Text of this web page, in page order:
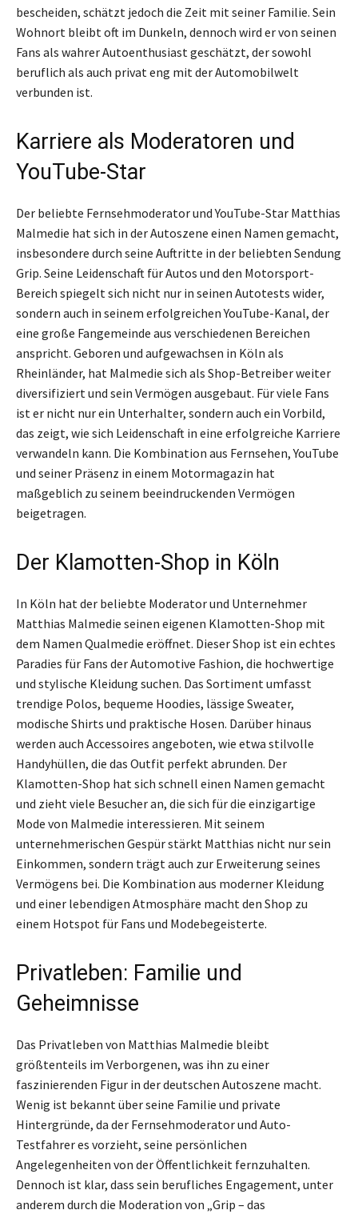
bescheiden, schätzt jedoch die Zeit mit seiner Familie. Sein
Wohnort bleibt oft im Dunkeln, dennoch wird er von seinen
Fans als wahrer Autoenthusiast geschätzt, der sowohl
beruflich als auch privat eng mit der Automobilwelt
verbunden ist.
Karriere als Moderatoren und
YouTube-Star
Der beliebte Fernsehmoderator und YouTube-Star Matthias
Malmedie hat sich in der Autoszene einen Namen gemacht,
insbesondere durch seine Auftritte in der beliebten Sendung
Grip. Seine Leidenschaft für Autos und den Motorsport-
Bereich spiegelt sich nicht nur in seinen Autotests wider,
sondern auch in seinem erfolgreichen YouTube-Kanal, der
eine große Fangemeinde aus verschiedenen Bereichen
anspricht. Geboren und aufgewachsen in Köln als
Rheinländer, hat Malmedie sich als Shop-Betreiber weiter
diversifiziert und sein Vermögen ausgebaut. Für viele Fans
ist er nicht nur ein Unterhalter, sondern auch ein Vorbild,
das zeigt, wie sich Leidenschaft in eine erfolgreiche Karriere
verwandeln kann. Die Kombination aus Fernsehen, YouTube
und seiner Präsenz in einem Motormagazin hat
maßgeblich zu seinem beeindruckenden Vermögen
beigetragen.
Der Klamotten-Shop in Köln
In Köln hat der beliebte Moderator und Unternehmer
Matthias Malmedie seinen eigenen Klamotten-Shop mit
dem Namen Qualmedie eröffnet. Dieser Shop ist ein echtes
Paradies für Fans der Automotive Fashion, die hochwertige
und stylische Kleidung suchen. Das Sortiment umfasst
trendige Polos, bequeme Hoodies, lässige Sweater,
modische Shirts und praktische Hosen. Darüber hinaus
werden auch Accessoires angeboten, wie etwa stilvolle
Handyhüllen, die das Outfit perfekt abrunden. Der
Klamotten-Shop hat sich schnell einen Namen gemacht
und zieht viele Besucher an, die sich für die einzigartige
Mode von Malmedie interessieren. Mit seinem
unternehmerischen Gespür stärkt Matthias nicht nur sein
Einkommen, sondern trägt auch zur Erweiterung seines
Vermögens bei. Die Kombination aus moderner Kleidung
und einer lebendigen Atmosphäre macht den Shop zu
einem Hotspot für Fans und Modebegeisterte.
Privatleben: Familie und
Geheimnisse
Das Privatleben von Matthias Malmedie bleibt
größtenteils im Verborgenen, was ihn zu einer
faszinierenden Figur in der deutschen Autoszene macht.
Wenig ist bekannt über seine Familie und private
Hintergründe, da der Fernsehmoderator und Auto-
Testfahrer es vorzieht, seine persönlichen
Angelegenheiten von der Öffentlichkeit fernzuhalten.
Dennoch ist klar, dass sein berufliches Engagement, unter
anderem durch die Moderation von „Grip – das